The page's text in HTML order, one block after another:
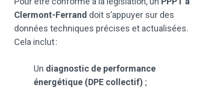
Clermont-Ferrand doit s’appuyer sur des
données techniques précises et actualisées.
Cela inclut :
Un diagnostic de performance
énergétique (DPE collectif) ;